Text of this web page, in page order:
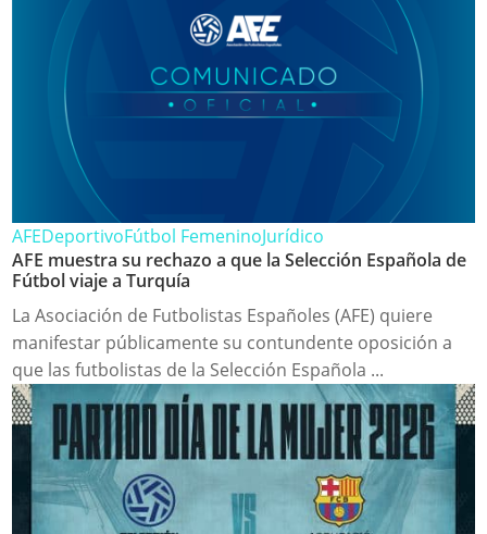
AFEDeportivoFútbol FemeninoJurídico
AFE muestra su rechazo a que la Selección Española de
Fútbol viaje a Turquía
La Asociación de Futbolistas Españoles (AFE) quiere
manifestar públicamente su contundente oposición a
que las futbolistas de la Selección Española ...